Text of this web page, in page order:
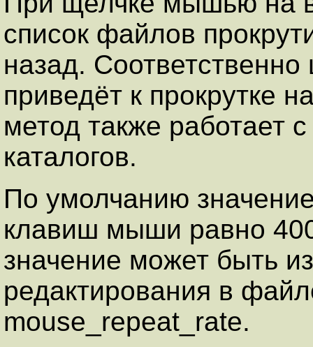
список файлов
назад.
приведёт к прокрутке
метод также работает
каталогов.
По умолчанию
клавиш мыши равно
значение может быть
редактирования в
mouse_repeat_rate.